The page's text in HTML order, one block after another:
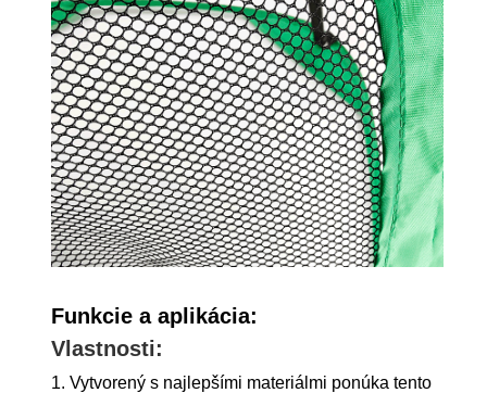
Funkcie a aplikácia:
Vlastnosti:
1. Vytvorený s najlepšími materiálmi ponúka tento